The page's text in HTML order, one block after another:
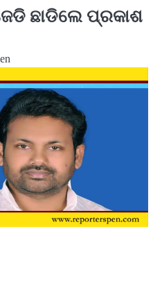
ଛାଡିଲେ ପ୍ରକାଶ